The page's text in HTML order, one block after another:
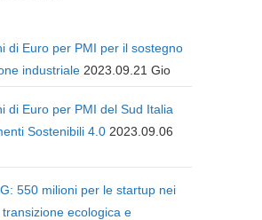
di Euro per PMI per il sostegno
industriale 2023.09.21 Gio
di Euro per PMI del Sud Italia
Sostenibili 4.0 2023.09.06
550 milioni per le startup nei
ecologica e